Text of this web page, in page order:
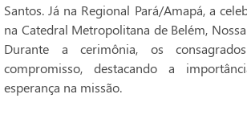
Santos. Já na Regional Pará/Amapá, a
na Catedral Metropolitana de Belém,
Durante a cerimônia, os
compromisso, destacando a
esperança na missão.